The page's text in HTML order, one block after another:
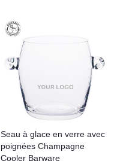
Seau à glace en verre avec
poignées Champagne
Cooler Barware